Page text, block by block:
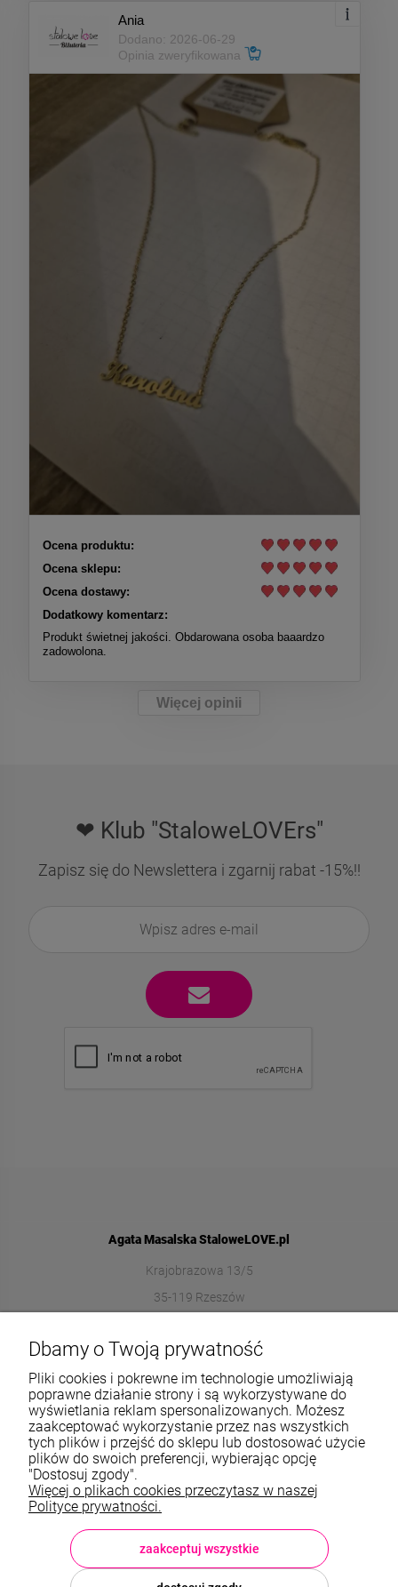
Ania
Dodano: 2026-06-29
Opinia zweryfikowana
Ocena produktu:
Ocena sklepu:
Ocena dostawy:
Dodatkowy komentarz:
Produkt świetnej jakości. Obdarowana osoba baaardzo
zadowolona.
Więcej opinii
❤ Klub "StaloweLOVErs"
Zapisz się do Newslettera i zgarnij rabat -15%!!
Agata Masalska StaloweLOVE.pl
Krajobrazowa 13/5
35-119 Rzeszów
572989669
Informacje
O nas
TWOJE KONTO
Sklep: StaloweLOVE, Krajobrazowa 13/5, 35-119 Rzeszów, woj.
podkarpackie, NIP: 8133612433, tel.:572 989 669
sklep@stalowelove.com.pl
Dbamy o Twoją prywatność
Pliki cookies i pokrewne im technologie umożliwiają
poprawne działanie strony i są wykorzystywane do
wyświetlania reklam spersonalizowanych. Możesz
zaakceptować wykorzystanie przez nas wszystkich
tych plików i przejść do sklepu lub dostosować użycie
plików do swoich preferencji, wybierając opcję
"Dostosuj zgody".
Więcej o plikach cookies przeczytasz w naszej
Polityce prywatności.
zaakceptuj wszystkie